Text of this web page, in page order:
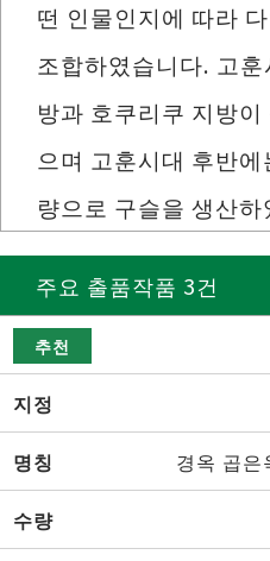
떤 인물인지에 따라
조합하였습니다. 고
방과 호쿠리쿠 지방
으며 고훈시대 후반
량으로 구슬을 생산
주요 출품작품 3건
추천
지정
명칭 경옥 곱은
수량